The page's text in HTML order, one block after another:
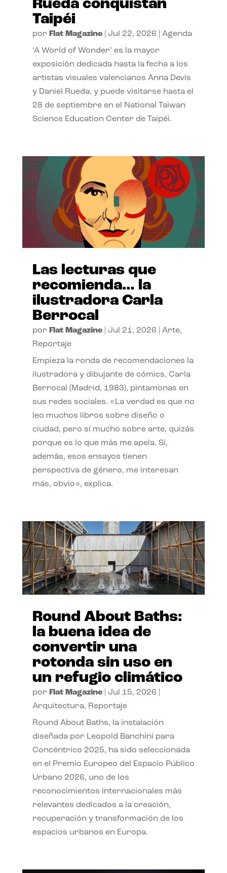
Rueda conquistan
Taipéi
por Flat Magazine| Jul 22, 2026 Agenda
‘A World of Wonder’ es la mayor
exposición dedicada hasta la fecha a los
artistas visuales valencianos Anna Devís
y Daniel Rueda, y puede visitarse hasta el
28 de septiembre en el National Taiwan
Science Education Center de Taipéi.
Las lecturas que
recomienda… la
ilustradora Carla
Berrocal
por Flat Magazine| Jul 21, 2026 Arte,
Reportaje
Empieza la ronda de recomendaciones la
ilustradora y dibujante de cómics, Carla
Berrocal (Madrid, 1983), pintamonas en
sus redes sociales. «La verdad es que no
leo muchos libros sobre diseño o
ciudad, pero sí mucho sobre arte, quizás
porque es lo que más me apela. Si,
además, esos ensayos tienen
perspectiva de género, me interesan
más, obvio», explica.
Round About Baths:
la buena idea de
convertir una
rotonda sin uso en
un refugio climático
por Flat Magazine| Jul 15, 2026
Arquitectura, Reportaje
Round About Baths, la instalación
diseñada por Leopold Banchini para
Concéntrico 2025, ha sido seleccionada
en el Premio Europeo del Espacio Público
Urbano 2026, uno de los
reconocimientos internacionales más
relevantes dedicados a la creación,
recuperación y transformación de los
espacios urbanos en Europa.